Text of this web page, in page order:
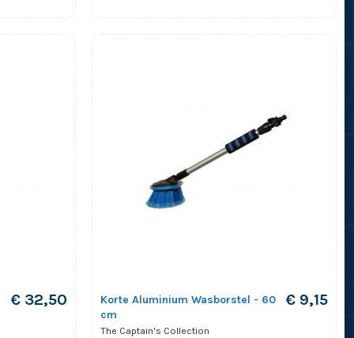
€ 32,50
Korte Aluminium Wasborstel - 60
cm
The Captain's Collection
€ 9,15